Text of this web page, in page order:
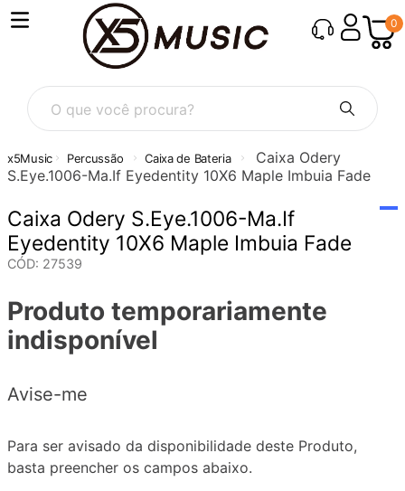
0
O que você procura?
Percussão Caixa de Bateria
Caixa Odery
S.Eye.1006-Ma.If Eyedentity 10X6 Maple Imbuia Fade
Caixa Odery S.Eye.1006-Ma.If
Eyedentity 10X6 Maple Imbuia Fade
CÓD: 27539
Produto temporariamente
indisponível
Avise-me
Para ser avisado da disponibilidade deste Produto,
basta preencher os campos abaixo.